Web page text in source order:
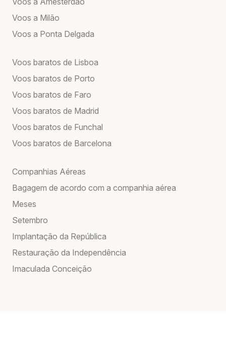
Voos a Milão
Voos a Ponta Delgada
Voos baratos de Lisboa
Voos baratos de Porto
Voos baratos de Faro
Voos baratos de Madrid
Voos baratos de Funchal
Voos baratos de Barcelona
Companhias Aéreas
Bagagem de acordo com a companhia aérea
Meses
Setembro
Implantação da República
Restauração da Independência
Imaculada Conceição